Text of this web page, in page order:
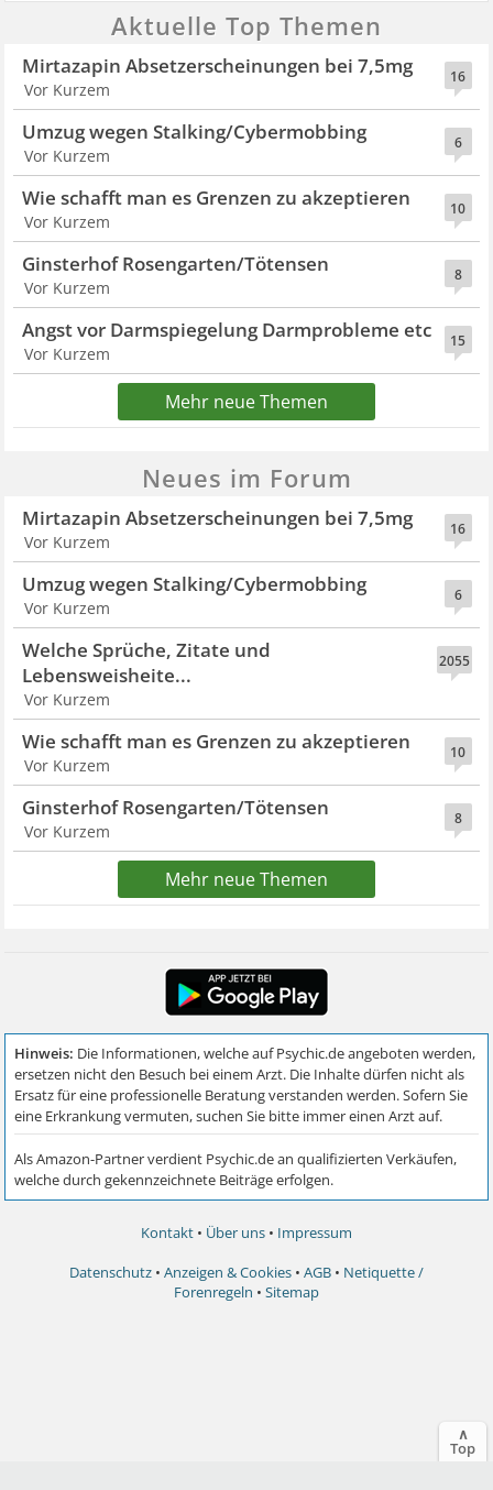
Aktuelle Top Themen
16
Mirtazapin Absetzerscheinungen bei 7,5mg
Vor Kurzem
6
Umzug wegen Stalking/Cybermobbing
Vor Kurzem
10
Wie schafft man es Grenzen zu akzeptieren
Vor Kurzem
8
Ginsterhof Rosengarten/Tötensen
Vor Kurzem
15
Angst vor Darmspiegelung Darmprobleme etc
Vor Kurzem
Mehr neue Themen
Neues im Forum
16
Mirtazapin Absetzerscheinungen bei 7,5mg
Vor Kurzem
6
Umzug wegen Stalking/Cybermobbing
Vor Kurzem
2055
Welche Sprüche, Zitate und
Lebensweisheite...
Vor Kurzem
10
Wie schafft man es Grenzen zu akzeptieren
Vor Kurzem
8
Ginsterhof Rosengarten/Tötensen
Vor Kurzem
Mehr neue Themen
Kontakt • Über uns • Impressum
Datenschutz • Anzeigen & Cookies • AGB • Netiquette /
Forenregeln • Sitemap
∧
Top